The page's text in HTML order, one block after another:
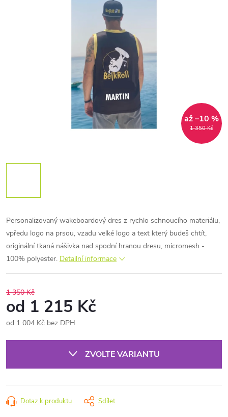
1 350 Kč
až –10 %
Personalizovaný wakeboardový dres z rychlo schnoucího materiálu,
vpředu logo na prsou, vzadu velké logo a text který budeš chtít,
originální tkaná nášivka nad spodní hranou dresu, micromesh -
100% polyester. Detailní informace
1 350 Kč
od 1 215 Kč
od 1 004 Kč bez DPH
ZVOLTE VARIANTU
Dotaz k produktu Sdílet